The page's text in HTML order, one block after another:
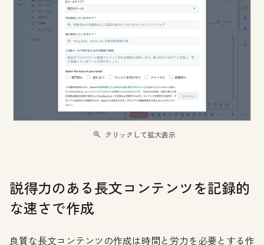
クリックして拡大表示
説得力のある長文コンテンツを記録的
な速さで作成
良質な長文コンテンツの作成は時間と労力を必要とする作